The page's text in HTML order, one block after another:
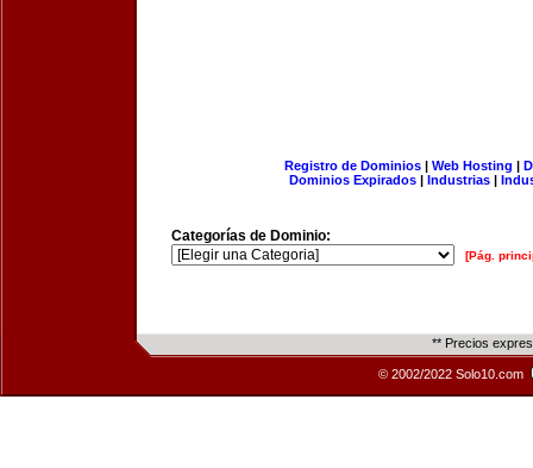
Registro de Dominios| Web Hosting |
Dominios Expirados | Industrias |
Categorías de Dominio:
[Pág.
** Precios
© 2002/2022 Solo10.com